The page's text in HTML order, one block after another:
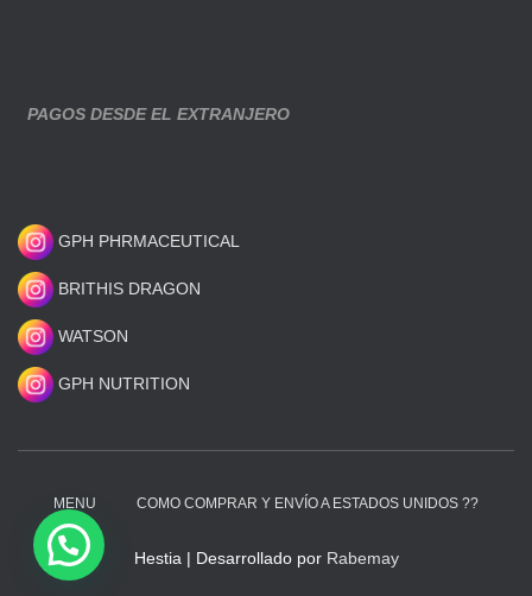
PAGOS DESDE EL EXTRANJERO
GPH PHRMACEUTICAL
BRITHIS DRAGON
WATSON
GPH NUTRITION
MENU COMO COMPRAR Y ENVÍO A ESTADOS UNIDOS ??
Hestia | Desarrollado por Rabemay